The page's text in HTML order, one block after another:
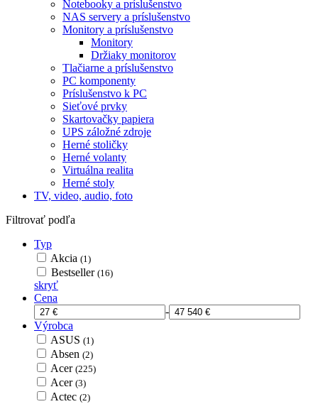
Notebooky a príslušenstvo
NAS servery a príslušenstvo
Monitory a príslušenstvo
Monitory
Držiaky monitorov
Tlačiarne a príslušenstvo
PC komponenty
Príslušenstvo k PC
Sieťové prvky
Skartovačky papiera
UPS záložné zdroje
Herné stoličky
Herné volanty
Virtuálna realita
Herné stoly
TV, video, audio, foto
Filtrovať podľa
Typ
Akcia (1)
Bestseller (16)
skryť
Cena
-
Výrobca
ASUS (1)
Absen (2)
Acer (225)
Acer (3)
Actec (2)